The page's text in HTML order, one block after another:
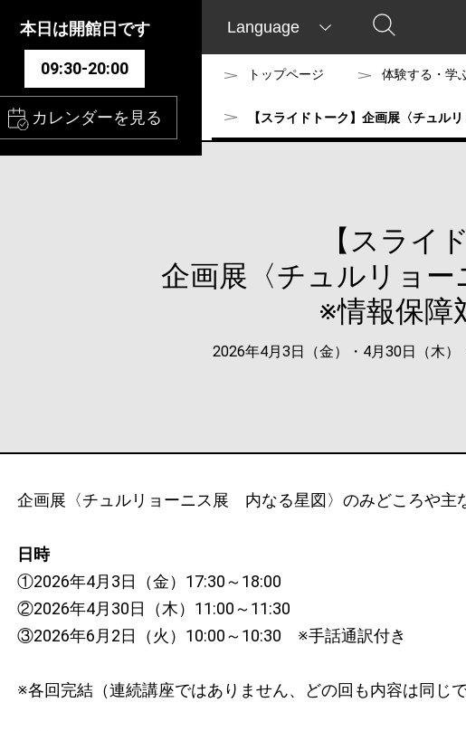
本日は開館日です
09:30-20:00
カレンダーを見る
Language
トップページ 体験する・学
【スライドトーク】企画展〈チュ
【スライ
企画展〈チュルリョ
※情報保障
2026年4月3日（金）・4月30日（木
企画展〈チュルリョーニス展 内なる星図〉のみどころや主
日時
①2026年4月3日（金）17:30～18:00
②2026年4月30日（木）11:00～11:30
③2026年6月2日（火）10:00～10:30 ※手話通訳付き
※各回完結（連続講座ではありません、どの回も内容は同じで